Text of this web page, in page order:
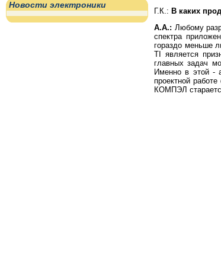
Новости электроники
Г.К.: В каких
А.А.: Любому
спектра
гораздо меньше
TI является
главных задач
Именно в этой -
проектной
КОМПЭЛ